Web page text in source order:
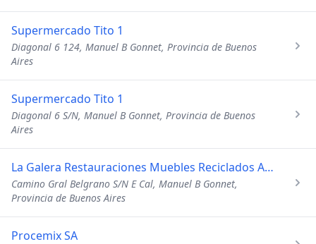
Supermercado Tito 1
Diagonal 6 124, Manuel B Gonnet, Provincia de Buenos
Aires
Supermercado Tito 1
Diagonal 6 S/N, Manuel B Gonnet, Provincia de Buenos
Aires
La Galera Restauraciones Muebles Reciclados Antiguedades
Camino Gral Belgrano S/N E Cal, Manuel B Gonnet,
Provincia de Buenos Aires
Procemix SA